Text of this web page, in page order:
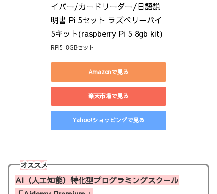
イバー/カードリーダー/日語説
明書 Pi 5セット ラズベリーパイ
5キット(raspberry Pi 5 8gb kit)
RPI5-8GBセット
Amazonで見る
楽天市場で見る
Yahoo!ショッピングで見る
オススメ
AI（人工知能）特化型プログラミングスクール